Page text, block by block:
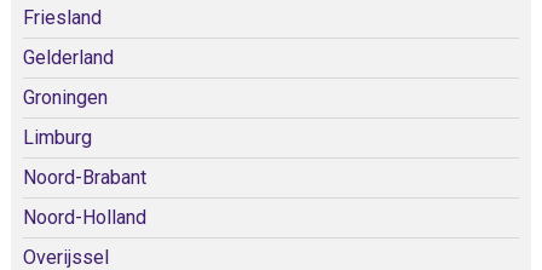
Friesland
Gelderland
Groningen
Limburg
Noord-Brabant
Noord-Holland
Overijssel